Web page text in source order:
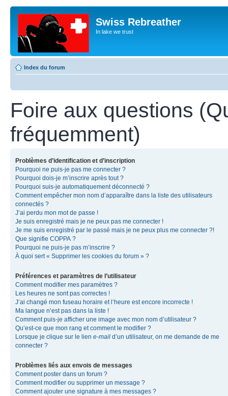
Swiss Rebreather
In lake we trust
Index du forum
Foire aux questions
fréquemment)
Problèmes d’identification et d’inscription
Pourquoi ne puis-je pas me connecter ?
Pourquoi dois-je m’inscrire après tout ?
Pourquoi suis-je automatiquement déconnecté ?
Comment empêcher mon nom d’apparaître dans la liste des utilisateurs
connectés ?
J’ai perdu mon mot de passe !
Je suis enregistré mais je ne peux pas me connecter !
Je me suis enregistré par le passé mais je ne peux plus me connecter ?!
Que signifie COPPA ?
Pourquoi ne puis-je pas m’inscrire ?
À quoi sert « Supprimer les cookies du forum » ?
Préférences et paramètres de l’utilisateur
Comment modifier mes paramètres ?
Les heures ne sont pas correctes !
J’ai changé mon fuseau horaire et l’heure est encore incorrecte !
Ma langue n’est pas dans la liste !
Comment puis-je afficher une image avec mon nom d’utilisateur ?
Qu’est-ce que mon rang et comment le modifier ?
Lorsque je clique sur le lien e-mail d’un utilisateur, on me demande de me
connecter ?
Problèmes liés aux envois de messages
Comment poster dans un forum ?
Comment modifier ou supprimer un message ?
Comment ajouter une signature à mes messages ?